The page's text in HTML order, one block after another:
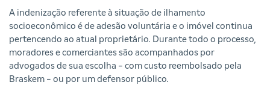
A indenização referente à situação de ilhamento
socioeconômico é de adesão voluntária e o imóvel continua
pertencendo ao atual proprietário. Durante todo o processo,
moradores e comerciantes são acompanhados por
advogados de sua escolha - com custo reembolsado pela
Braskem - ou por um defensor público.